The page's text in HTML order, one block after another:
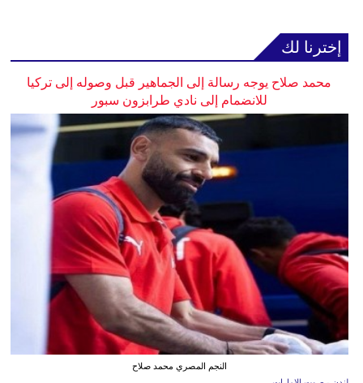
إخترنا لك
محمد صلاح يوجه رسالة إلى الجماهير قبل وصوله إلى تركيا
للانضمام إلى نادي طرابزون سبور
النجم المصري محمد صلاح